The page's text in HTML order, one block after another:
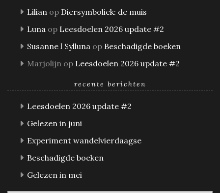
Lilian op Diersymboliek: de muis
Luna op Leesdoelen 2026 update #2
Susanne l Sylluna op Beschadigde boeken
Marjolijn op Leesdoelen 2026 update #2
recente berichten
Leesdoelen 2026 update #2
Gelezen in juni
Experiment wandelvierdaagse
Beschadigde boeken
Gelezen in mei